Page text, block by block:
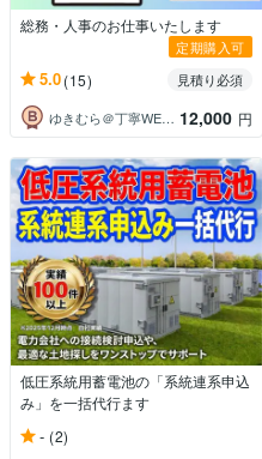
総務・人事のお仕事いたします
定期購入可
5.0(15)
見積り必須
ゆきむら＠丁寧WEB制作
12,000 円
低圧系統用蓄電池の「系統連系申込
み」を一括代行ます
- (2)